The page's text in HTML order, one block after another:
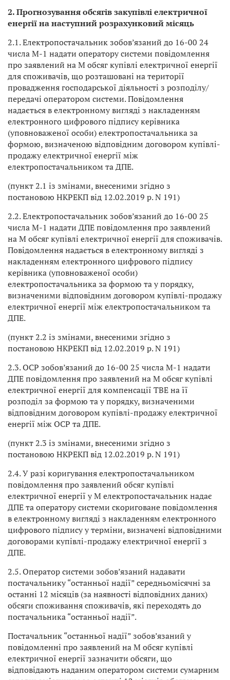
2. Прогнозування обсягів закупівлі електричної
енергії на наступний розрахунковий місяць
2.1. Електропостачальник зобов’язаний до 16-00 24
числа М-1 надати оператору системи повідомлення
про заявлений на М обсяг купівлі електричної енергії
для споживачів, що розташовані на території
провадження господарської діяльності з розподілу/
передачі оператором системи. Повідомлення
надається в електронному вигляді з накладенням
електронного цифрового підпису керівника
(уповноваженої особи) електропостачальника за
формою, визначеною відповідним договором купівлі-
продажу електричної енергії між
електропостачальником та ДПЕ.
(пункт 2.1 із змінами, внесеними згідно з
постановою НКРЕКП від 12.02.2019 р. N 191)
2.2. Електропостачальник зобов’язаний до 16-00 25
числа М-1 надати ДПЕ повідомлення про заявлений
на М обсяг купівлі електричної енергії для споживачів.
Повідомлення надається в електронному вигляді з
накладенням електронного цифрового підпису
керівника (уповноваженої особи)
електропостачальника за формою та у порядку,
визначеними відповідним договором купівлі-продажу
електричної енергії між електропостачальником та
ДПЕ.
(пункт 2.2 із змінами, внесеними згідно з
постановою НКРЕКП від 12.02.2019 р. N 191)
2.3. ОСР зобов’язаний до 16-00 25 числа М-1 надати
ДПЕ повідомлення про заявлений на М обсяг купівлі
електричної енергії для компенсації ТВЕ на її
розподіл за формою та у порядку, визначеними
відповідним договором купівлі-продажу електричної
енергії між ОСР та ДПЕ.
(пункт 2.3 із змінами, внесеними згідно з
постановою НКРЕКП від 12.02.2019 р. N 191)
2.4. У разі коригування електропостачальником
повідомлення про заявлений обсяг купівлі
електричної енергії у М електропостачальник надає
ДПЕ та оператору системи скориговане повідомлення
в електронному вигляді з накладенням електронного
цифрового підпису у терміни, визначені відповідними
договорами купівлі-продажу електричної енергії з
ДПЕ.
2.5. Оператор системи зобов’язаний надавати
постачальнику “останньої надії” середньомісячні за
останні 12 місяців (за наявності відповідних даних)
обсяги споживання споживачів, які переходять до
постачальника “останньої надії”.
Постачальник “останньої надії” зобов’язаний у
повідомленні про заявлений на М обсяг купівлі
електричної енергії зазначити обсяги, що
відповідають наданим оператором системи сумарним